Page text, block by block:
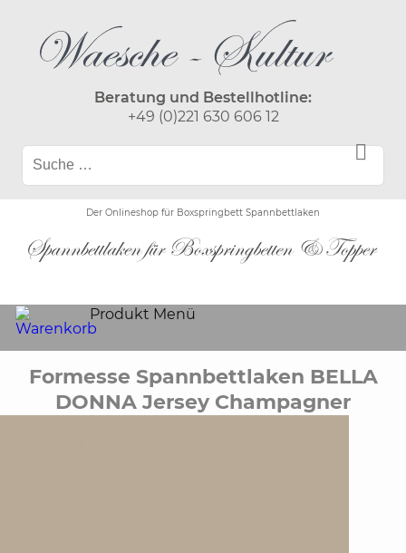
Beratung und Bestellhotline:
+49 (0)221 630 606 12
Der Onlineshop für Boxspringbett Spannbettlaken
Produkt Menü
Formesse Spannbettlaken BELLA
DONNA Jersey Champagner